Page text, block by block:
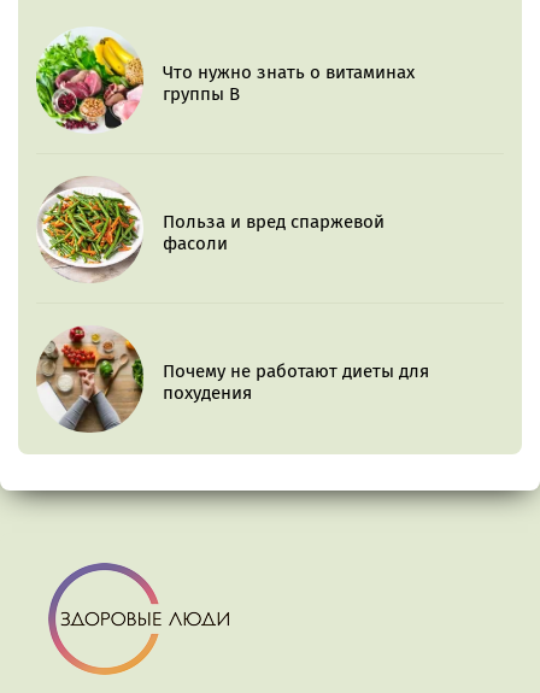
Что нужно знать о витаминах
группы B
Польза и вред спаржевой
фасоли
Почему не работают диеты для
похудения